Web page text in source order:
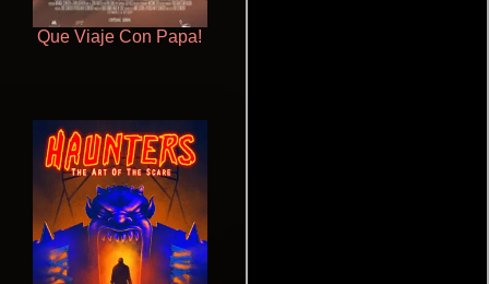
Que Viaje Con Papa!